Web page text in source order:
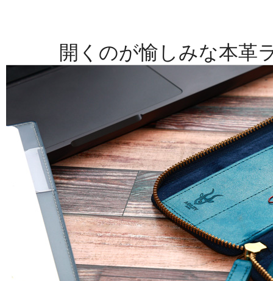
開くのが愉しみな本革